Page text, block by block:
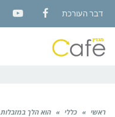
דבר העורכת
Facebook
YouTube
ראשי » כללי » הוא הלך במזבלות